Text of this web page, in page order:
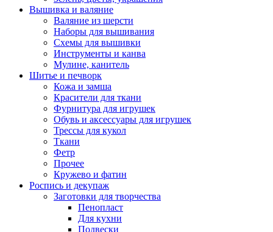
Вышивка и валяние
Валяние из шерсти
Наборы для вышивания
Схемы для вышивки
Инструменты и канва
Мулине, канитель
Шитье и печворк
Кожа и замша
Красители для ткани
Фурнитура для игрушек
Обувь и аксессуары для игрушек
Трессы для кукол
Ткани
Фетр
Прочее
Кружево и фатин
Роспись и декупаж
Заготовки для творчества
Пенопласт
Для кухни
Подвески